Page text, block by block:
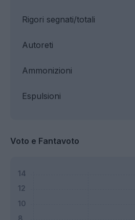
Ammonizioni
Rigori segnati/totali
Espulsioni
Autoreti
Voto e Fantavoto